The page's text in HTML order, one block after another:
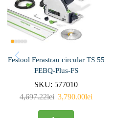
Festool Ferastrau circular TS 55
FEBQ-Plus-FS
SKU: 577010
4,697.22lei 3,790.00lei